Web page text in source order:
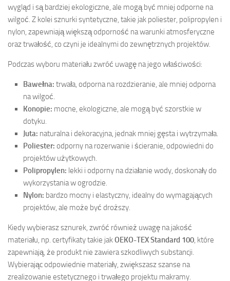
wygląd i są bardziej ekologiczne, ale mogą być mniej odporne na
wilgoć. Z kolei sznurki syntetyczne, takie jak poliester, polipropylen i
nylon, zapewniają większą odporność na warunki atmosferyczne
oraz trwałość, co czyni je idealnymi do zewnętrznych projektów.
Podczas wyboru materiału zwróć uwagę na jego właściwości:
Bawełna: trwała, odporna na rozdzieranie, ale mniej odporna
na wilgoć.
Konopie: mocne, ekologiczne, ale mogą być szorstkie w
dotyku.
Juta: naturalna i dekoracyjna, jednak mniej gęsta i wytrzymała.
Poliester: odporny na rozerwanie i ścieranie, odpowiedni do
projektów użytkowych.
Polipropylen: lekki i odporny na działanie wody, doskonały do
wykorzystania w ogrodzie.
Nylon: bardzo mocny i elastyczny, idealny do wymagających
projektów, ale może być droższy.
Kiedy wybierasz sznurek, zwróć również uwagę na jakość
materiału, np. certyfikaty takie jakOEKO-TEX Standard 100 , które
zapewniają, że produkt nie zawiera szkodliwych substancji.
Wybierając odpowiednie materiały, zwiększasz szanse na
zrealizowanie estetycznego i trwałego projektu makramy.